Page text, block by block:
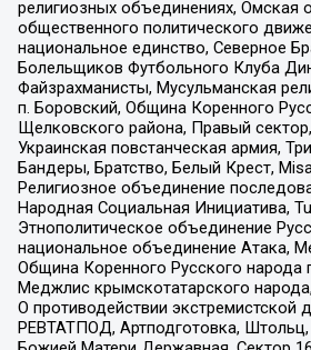
религиозных объединениях, Омская
общественного политического
национальное единство, Северное
Болельщиков Футбольного Клуба
Файзрахманисты, Мусульманская
п. Боровский, Община Коренного
Щелковского района, Правый
Украинская повстанческая армия,
Бандеры, Братство, Белый Крест,
Религиозное объединение
Народная Социальная Инициатива,
Этнополитическое объединение
национальное объединение Атака,
Община Коренного Русского народа
Меджлис крымскотатарского
О противодействии экстремистской
РЕВТАТПОД, Артподготовка,